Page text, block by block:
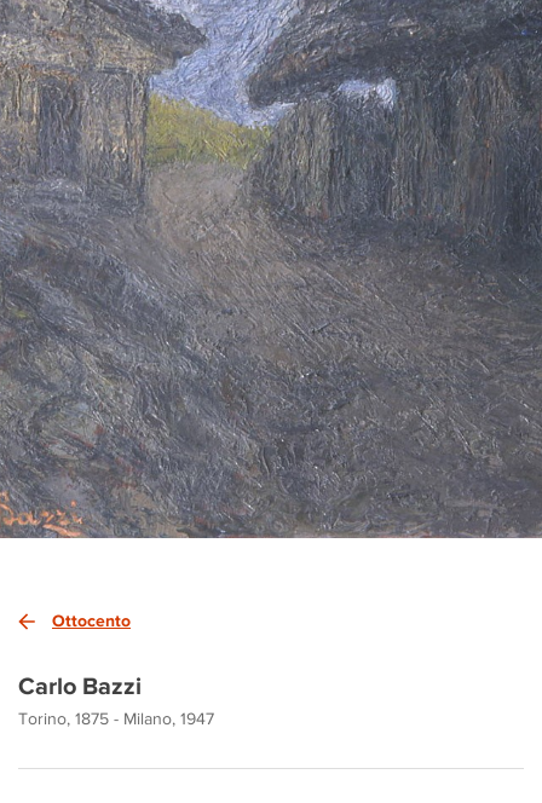
Ottocento
Carlo Bazzi
Torino, 1875 - Milano, 1947